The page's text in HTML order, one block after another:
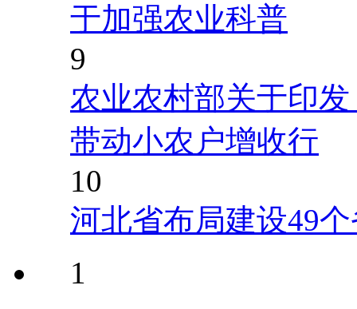
于加强农业科普
9
农业农村部关于印
带动小农户增收行
10
河北省布局建设49
1